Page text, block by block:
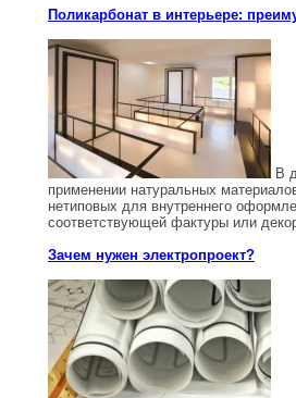
Поликарбонат в интерьере:
В
применении натуральных
нетиповых для внутреннего
соответствующей фактуры или
Зачем нужен электропроект?